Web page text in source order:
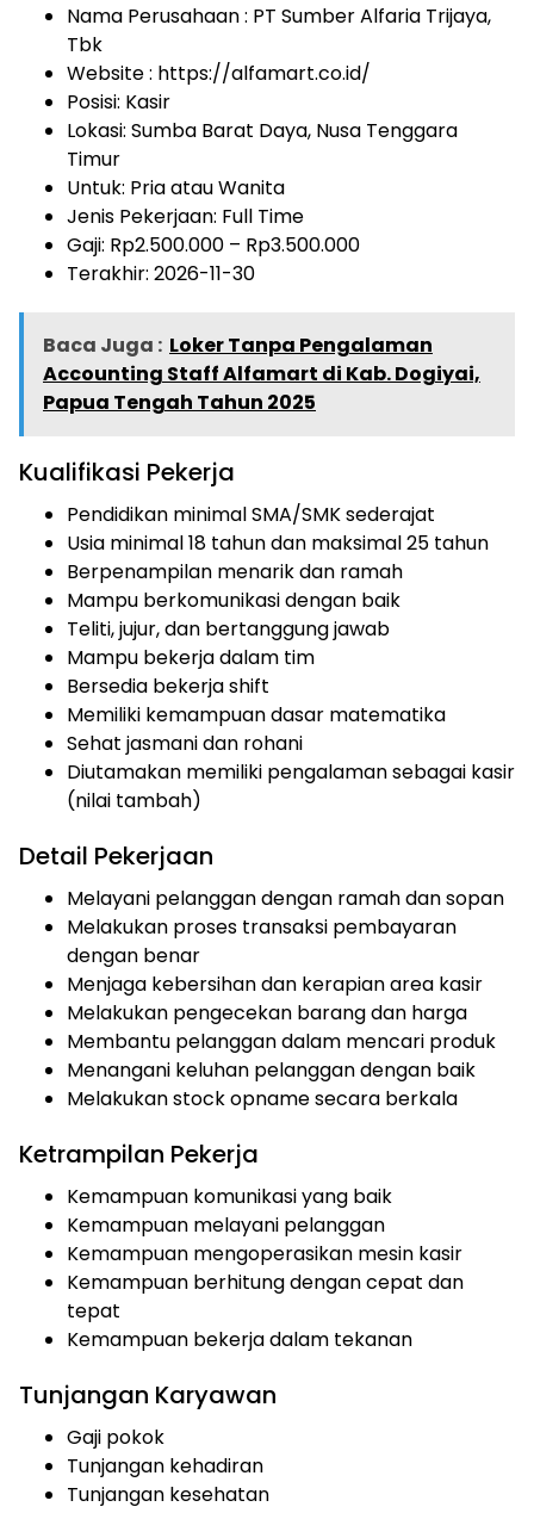
Nama Perusahaan : PT Sumber Alfaria Trijaya,
Tbk
Website : https://alfamart.co.id/
Posisi: Kasir
Lokasi: Sumba Barat Daya, Nusa Tenggara
Timur
Untuk: Pria atau Wanita
Jenis Pekerjaan: Full Time
Gaji: Rp2.500.000 – Rp3.500.000
Terakhir: 2026-11-30
Baca Juga : Loker Tanpa Pengalaman
Accounting Staff Alfamart di Kab. Dogiyai,
Papua Tengah Tahun 2025
Kualifikasi Pekerja
Pendidikan minimal SMA/SMK sederajat
Usia minimal 18 tahun dan maksimal 25 tahun
Berpenampilan menarik dan ramah
Mampu berkomunikasi dengan baik
Teliti, jujur, dan bertanggung jawab
Mampu bekerja dalam tim
Bersedia bekerja shift
Memiliki kemampuan dasar matematika
Sehat jasmani dan rohani
Diutamakan memiliki pengalaman sebagai kasir
(nilai tambah)
Detail Pekerjaan
Melayani pelanggan dengan ramah dan sopan
Melakukan proses transaksi pembayaran
dengan benar
Menjaga kebersihan dan kerapian area kasir
Melakukan pengecekan barang dan harga
Membantu pelanggan dalam mencari produk
Menangani keluhan pelanggan dengan baik
Melakukan stock opname secara berkala
Ketrampilan Pekerja
Kemampuan komunikasi yang baik
Kemampuan melayani pelanggan
Kemampuan mengoperasikan mesin kasir
Kemampuan berhitung dengan cepat dan
tepat
Kemampuan bekerja dalam tekanan
Tunjangan Karyawan
Gaji pokok
Tunjangan kehadiran
Tunjangan kesehatan